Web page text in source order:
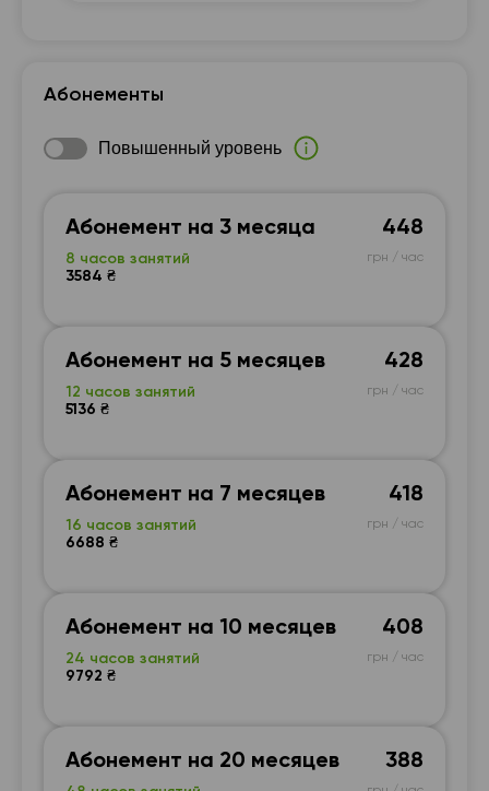
Абонементы
Повышенный уровень
Абонемент на 3 месяца
8 часов занятий
3584 ₴
448
грн / час
Абонемент на 5 месяцев
12 часов занятий
5136 ₴
428
грн / час
Абонемент на 7 месяцев
16 часов занятий
6688 ₴
418
грн / час
Абонемент на 10 месяцев
24 часов занятий
9792 ₴
408
грн / час
Абонемент на 20 месяцев 388